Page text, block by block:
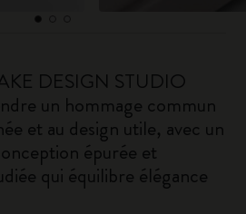
DESIGN STUDIO
un hommage commun
et au design utile, avec un
épurée et
qui équilibre élégance